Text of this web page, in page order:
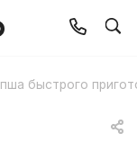
быстрого